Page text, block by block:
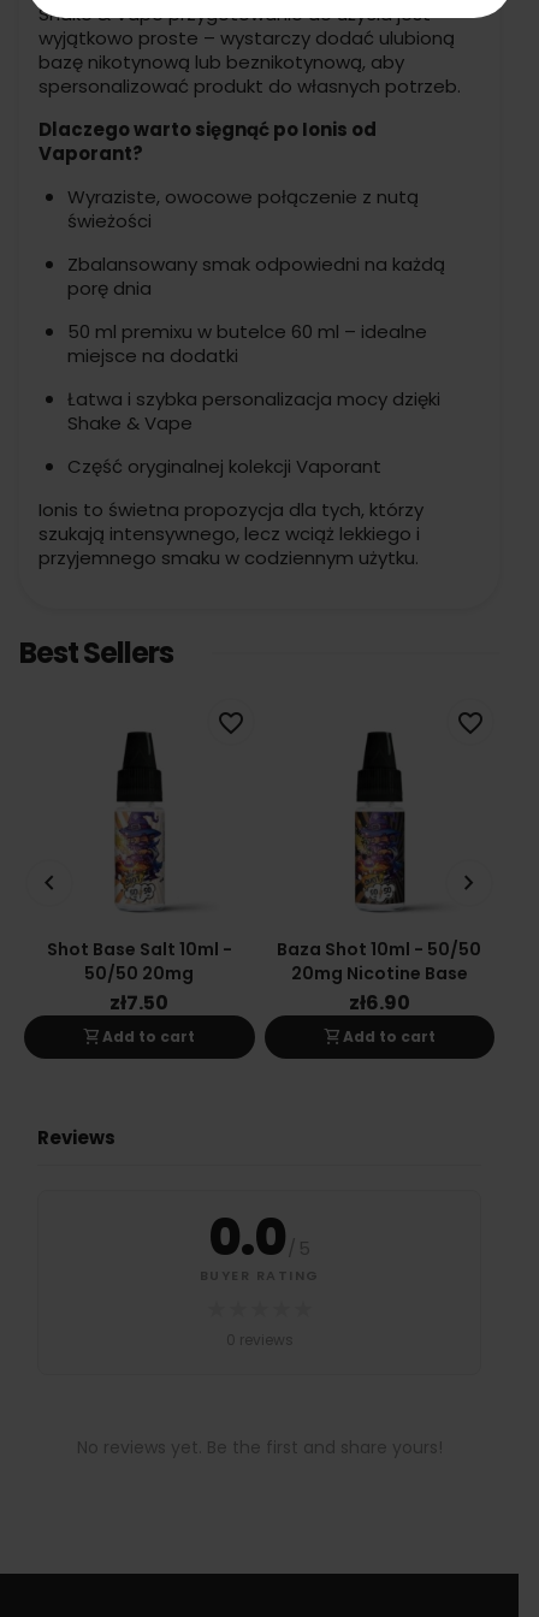
Shake & Vape przygotowanie do użycia jest
wyjątkowo proste – wystarczy dodać ulubioną
bazę nikotynową lub beznikotynową, aby
spersonalizować produkt do własnych potrzeb.
Dlaczego warto sięgnąć po Ionis od
Vaporant?
Wyraziste, owocowe połączenie z nutą
świeżości
Zbalansowany smak odpowiedni na każdą
porę dnia
50 ml premixu w butelce 60 ml – idealne
miejsce na dodatki
Łatwa i szybka personalizacja mocy dzięki
Shake & Vape
Część oryginalnej kolekcji Vaporant
Ionis to świetna propozycja dla tych, którzy
szukają intensywnego, lecz wciąż lekkiego i
przyjemnego smaku w codziennym użytku.
Best Sellers
Shot Base Salt 10ml -
50/50 20mg
zł7.50
shopping_cartAdd to cart
favorite_border
Baza Shot 10ml - 50/50
20mg Nicotine Base
zł6.90
shopping_cartAdd to cart
favorite_border
keyboard_arrow_left keyboard_arrow_right
Reviews
0.0/ 5
BUYER RATING
0 reviews
No reviews yet. Be the first and share yours!